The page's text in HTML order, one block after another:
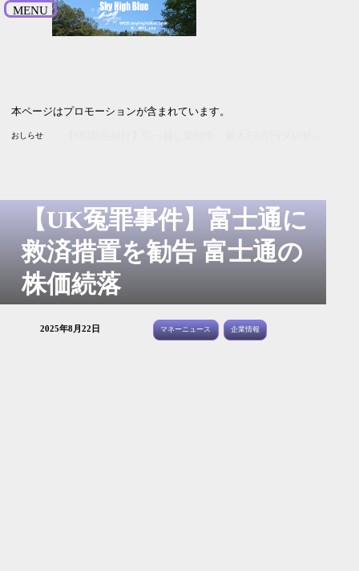
MENU
本ページはプロモーションが含まれています。
おしらせ
【UK冤罪事件】富士通に
救済措置を勧告 富士通の
株価続落
2025年8月22日 マネーニュース 企業情報